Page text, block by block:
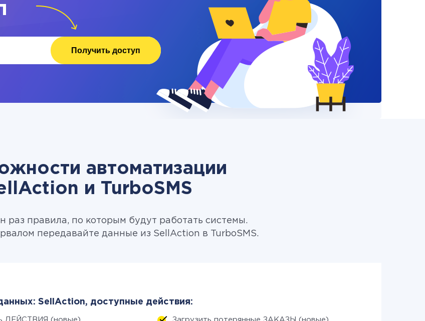
Получить доступ
автоматизации
и TurboSMS
раз правила, по которым будут работать системы.
передавайте данные из SellAction в TurboSMS.
SellAction, доступные действия: